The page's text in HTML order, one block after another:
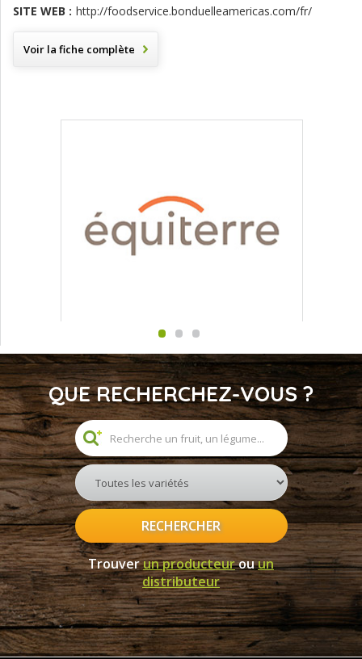
SITE WEB : http://foodservice.bonduelleamericas.com/fr/
Voir la fiche complète
QUE RECHERCHEZ-VOUS ?
RECHERCHER
Trouverun producteurouun
distributeur